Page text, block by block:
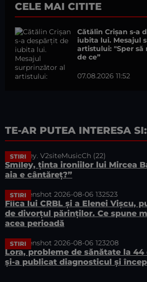
CELE MAI CITITE
Cătălin Crișan s-a
iubita lui. Mesajul
artistului: "Sper
de ce”
07.08.2026 11:52
TE-AR PUTEA INTERESA SI:
STIRI
Smiley, ținta ironiilor lui Mircea
aia e cântăreț?”
STIRI
Fiica lui CRBL și a Elenei Vișcu,
de divorțul părinților. Ce spune
acea perioadă
STIRI
Lora, probleme de sănătate la
și-a publicat diagnosticul și